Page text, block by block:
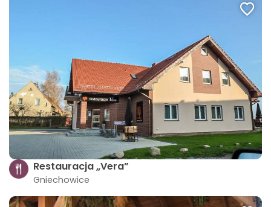
Restauracja „Vera”
Gniechowice